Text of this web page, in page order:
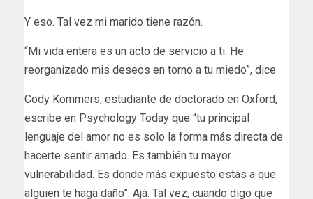
Y eso. Tal vez mi marido tiene razón.
“Mi vida entera es un acto de servicio a ti. He
reorganizado mis deseos en torno a tu miedo”, dice.
Cody Kommers, estudiante de doctorado en Oxford,
escribe en Psychology Today que “tu principal
lenguaje del amor no es solo la forma más directa de
hacerte sentir amado. Es también tu mayor
vulnerabilidad. Es donde más expuesto estás a que
alguien te haga daño”. Ajá. Tal vez, cuando digo que